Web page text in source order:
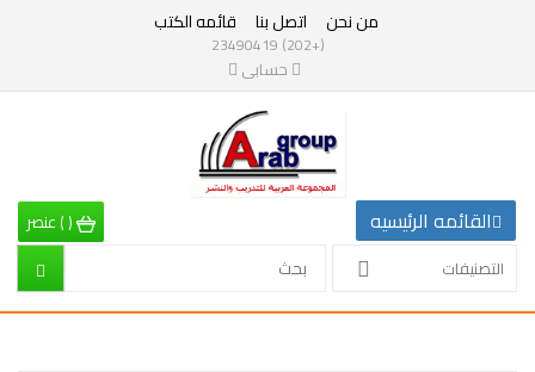
من نحن اتصل بنا قائمه الكتب
(+202) 23490419
حسابى
التصنيفات
)عنصر القائمه الرئيسيه
التصنيفات
إقتصاد